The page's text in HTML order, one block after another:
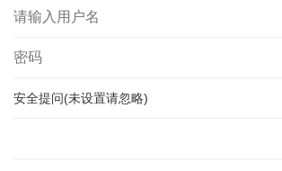
安全提问(未设置请忽略)